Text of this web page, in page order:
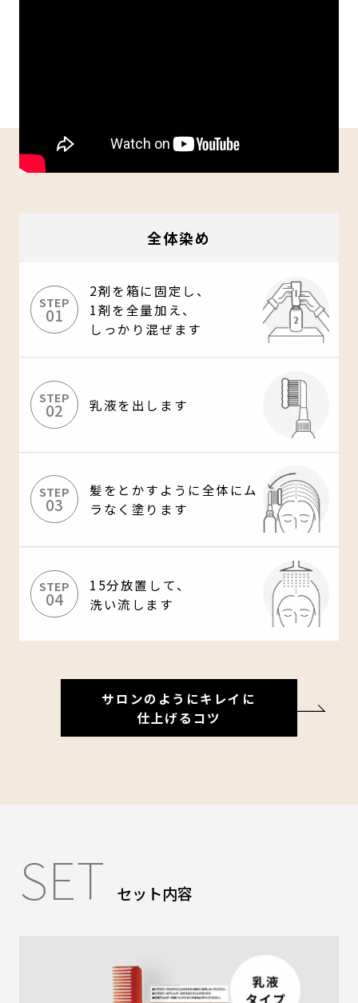
全体染め
STEP
01
2剤を箱に固定し、
1剤を全量加え、
しっかり混ぜます
STEP
02 乳液を出します
STEP
03
髪をとかすように全体にム
ラなく塗ります
STEP
04
15分放置して、
洗い流します
サロンのようにキレイに
仕上げるコツ
SET セット内容